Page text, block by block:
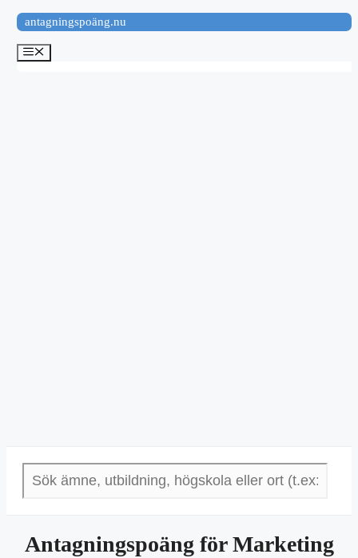
Hoppa
till
innehåll
antagningspoäng.nu
Meny
Antagningspoäng för Marketing